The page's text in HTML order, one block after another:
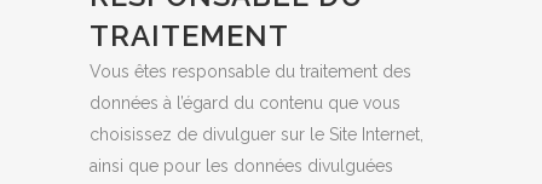
TRAITEMENT
Vous êtes responsable du traitement des
données à l’égard du contenu que vous
choisissez de divulguer sur le Site Internet,
ainsi que pour les données divulguées